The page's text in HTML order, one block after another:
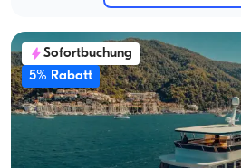
Sofortbuchung
5% Rabatt